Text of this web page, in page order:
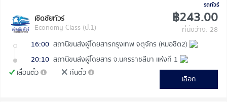
รถทัวร์
เชิดชัยทัวร์
Economy Class (ป.1)
฿243.00
ที่นั่งว่าง: 28
16:00 สถานีขนส่งผู้โดยสารกรุงเทพ จตุจักร (หมอชิต2)
20:10 สถานีขนส่งผู้โดยสาร จ.นครราชสีมา แห่งที่ 1
เลื่อนตั๋ว
คืนตั๋ว
เลือก